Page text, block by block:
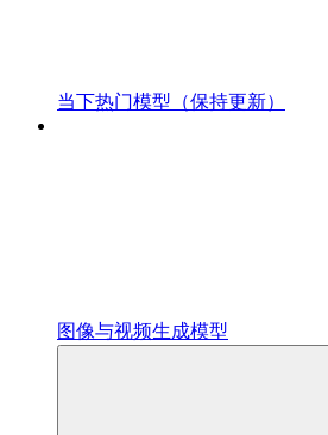
当下热门模型（保持更新）
图像与视频生成模型